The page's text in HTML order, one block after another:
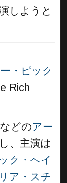
しようと
・ピック
Rich
どのアー
、主演は
ク・ヘイ
ア・スチ